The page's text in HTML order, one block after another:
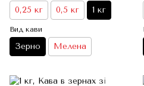
0,25 кг 0,5 кг 1 кг
Вид кави
Зерно Мелена